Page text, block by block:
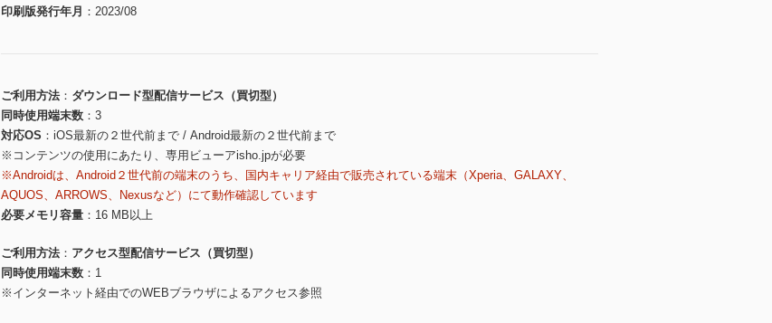
印刷版発行年月
2023/08
ご利用方法
ダウンロード型配信サービス（買切型）
同時使用端末数
3
対応OS
iOS最新の２世代前まで / Android最新の２世代前まで
※コンテンツの使用にあたり、専用ビューアisho.jpが必要
※Androidは、Android２世代前の端末のうち、国内キャリア経由で販売されている端末（Xperia、GALAXY、
AQUOS、ARROWS、Nexusなど）にて動作確認しています
必要メモリ容量
16 MB以上
ご利用方法
アクセス型配信サービス（買切型）
同時使用端末数
1
※インターネット経由でのWEBブラウザによるアクセス参照